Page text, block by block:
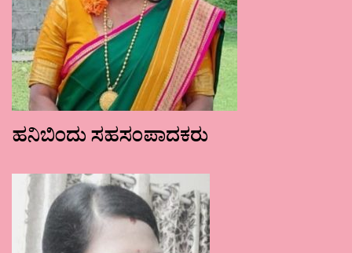
ಹನಿಬಿಂದು ಸಹಸಂಪಾದಕರು